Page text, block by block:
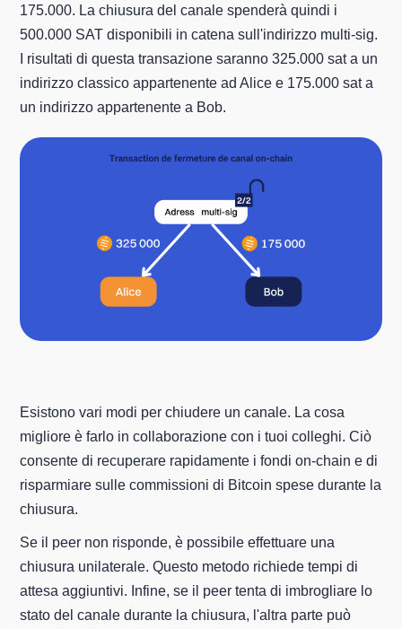
175.000. La chiusura del canale spenderà quindi i
500.000 SAT disponibili in catena sull'indirizzo multi-sig.
I risultati di questa transazione saranno 325.000 sat a un
indirizzo classico appartenente ad Alice e 175.000 sat a
un indirizzo appartenente a Bob.
Esistono vari modi per chiudere un canale. La cosa
migliore è farlo in collaborazione con i tuoi colleghi. Ciò
consente di recuperare rapidamente i fondi on-chain e di
risparmiare sulle commissioni di Bitcoin spese durante la
chiusura.
Se il peer non risponde, è possibile effettuare una
chiusura unilaterale. Questo metodo richiede tempi di
attesa aggiuntivi. Infine, se il peer tenta di imbrogliare lo
stato del canale durante la chiusura, l'altra parte può